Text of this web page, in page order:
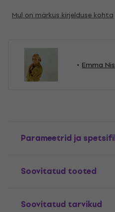
Mul on märkus kirjelduse kohta
Emma
Parameetrid ja
Soovitatud tooted
Soovitatud tarvikud